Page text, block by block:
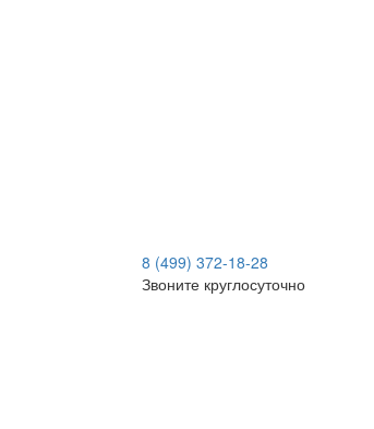
8 (499) 372-18-28
Звоните круглосуточно